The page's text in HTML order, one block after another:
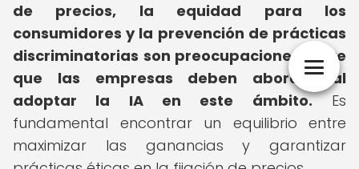
de precios, la equidad para los
consumidores y la prevención de prácticas
discriminatorias son preocupaciones clave
que las empresas deben abordar al
adoptar la IA en este ámbito.Es
fundamental encontrar un equilibrio entre
maximizar las ganancias y garantizar